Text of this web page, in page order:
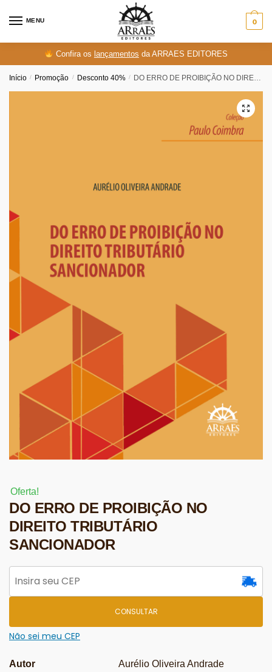
MENU 0
Confira os lançamentos da ARRAES EDITORES
Início / Promoção / Desconto 40% / DO ERRO DE PROIBIÇÃO NO DIREITO TRIBUTÁRIO SANCIONADOR
Oferta!
DO ERRO DE PROIBIÇÃO NO
DIREITO TRIBUTÁRIO
SANCIONADOR
CONSULTAR
Não sei meu CEP
Autor
Aurélio Oliveira Andrade